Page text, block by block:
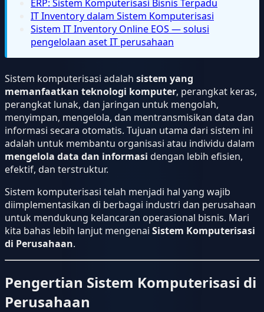
ERP: Sistem Komputerisasi Bisnis Terpadu
IT Inventory dalam Sistem Komputerisasi
Sistem IT Inventory Online EOS — solusi
pengelolaan aset IT perusahaan
Sistem komputerisasi adalah sistem yang
memanfaatkan teknologi komputer, perangkat keras,
perangkat lunak, dan jaringan untuk mengolah,
menyimpan, mengelola, dan mentransmisikan data dan
informasi secara otomatis. Tujuan utama dari sistem ini
adalah untuk membantu organisasi atau individu dalam
mengelola data dan informasi dengan lebih efisien,
efektif, dan terstruktur.
Sistem komputerisasi telah menjadi hal yang wajib
diimplementasikan di berbagai industri dan perusahaan
untuk mendukung kelancaran operasional bisnis. Mari
kita bahas lebih lanjut mengenai Sistem Komputerisasi
di Perusahaan.
Pengertian Sistem Komputerisasi di
Perusahaan